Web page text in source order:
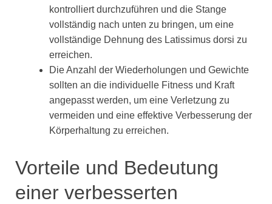
kontrolliert durchzuführen und die Stange
vollständig nach unten zu bringen, um eine
vollständige Dehnung des Latissimus dorsi zu
erreichen.
Die Anzahl der Wiederholungen und Gewichte
sollten an die individuelle Fitness und Kraft
angepasst werden, um eine Verletzung zu
vermeiden und eine effektive Verbesserung der
Körperhaltung zu erreichen.
Vorteile und Bedeutung
einer verbesserten